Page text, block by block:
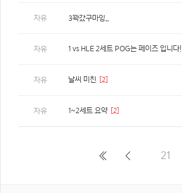
자유 3꽉갔구마잉..
자유 1 vs HLE 2세트 POG는 페이즈 입니다!
자유 날씨 미친 [2]
자유 1~2세트 요약 [2]
21